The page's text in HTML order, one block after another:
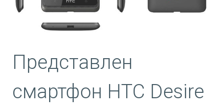
Представлен
смартфон HTC Desire